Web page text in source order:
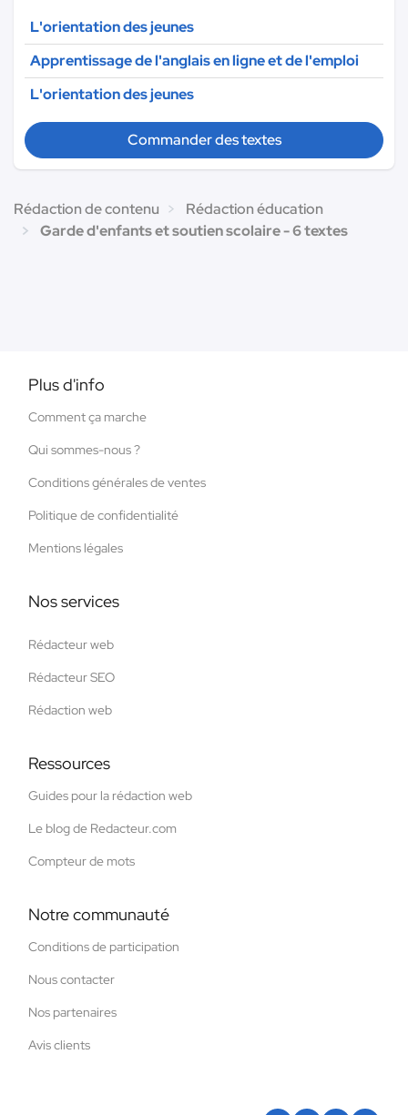
L'orientation des jeunes
Apprentissage de l'anglais en ligne et de l'emploi
L'orientation des jeunes
Commander des textes
Rédaction de contenu
Rédaction éducation
Garde d'enfants et soutien scolaire - 6 textes
Plus d'info
Comment ça marche
Qui sommes-nous ?
Conditions générales de ventes
Politique de confidentialité
Mentions légales
Nos services
Rédacteur web
Rédacteur SEO
Rédaction web
Ressources
Guides pour la rédaction web
Le blog de Redacteur.com
Compteur de mots
Notre communauté
Conditions de participation
Nous contacter
Nos partenaires
Avis clients